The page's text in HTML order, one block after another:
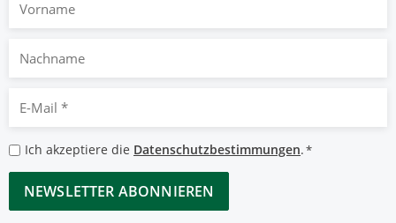
Nachname
Mail
*
Datenschutzbestimmungen
*
Ich akzeptiere die Datenschutzbestimmungen.*
CAPTCHA